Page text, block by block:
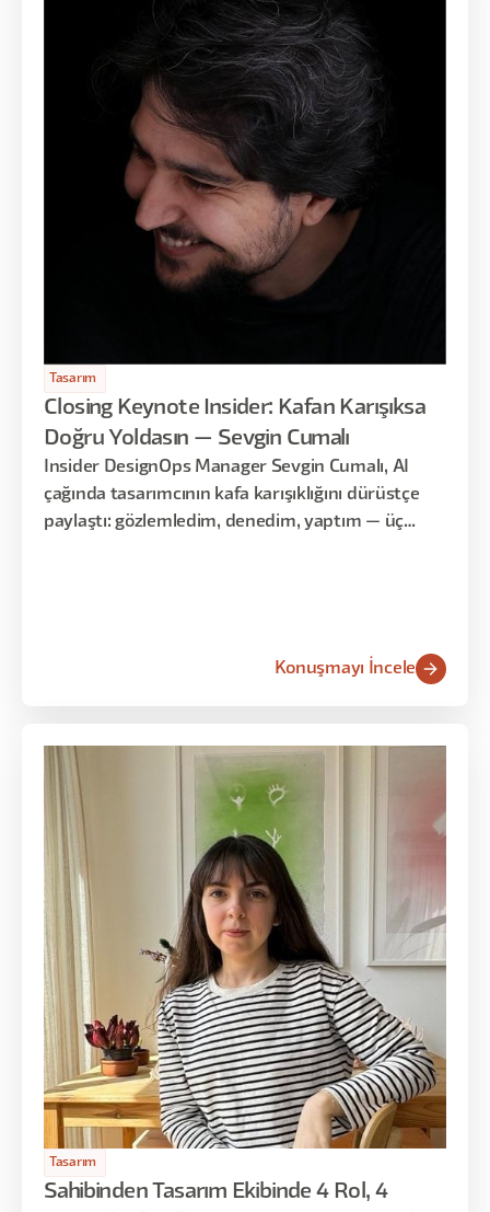
Tasarım
Closing Keynote Insider: Kafan Karışıksa
Doğru Yoldasın — Sevgin Cumalı
Insider DesignOps Manager Sevgin Cumalı, AI
çağında tasarımcının kafa karışıklığını dürüstçe
paylaştı: gözlemledim, denedim, yaptım — üç
Konuşmayı İncele
Tasarım
Sahibinden Tasarım Ekibinde 4 Rol, 4